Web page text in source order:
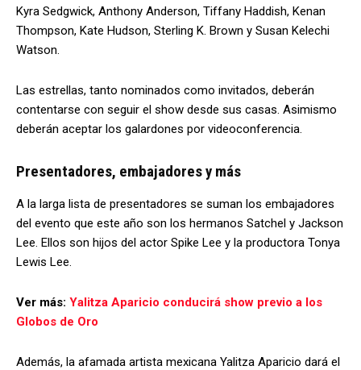
Kyra Sedgwick, Anthony Anderson, Tiffany Haddish, Kenan
Thompson, Kate Hudson, Sterling K. Brown y Susan Kelechi
Watson.
Las estrellas, tanto nominados como invitados, deberán
contentarse con seguir el show desde sus casas. Asimismo
deberán aceptar los galardones por videoconferencia.
Presentadores, embajadores y más
A la larga lista de presentadores se suman los embajadores
del evento que este año son los hermanos Satchel y Jackson
Lee. Ellos son hijos del actor Spike Lee y la productora Tonya
Lewis Lee.
Ver más: Yalitza Aparicio conducirá show previo a los
Globos de Oro
Además, la afamada artista mexicana Yalitza Aparicio dará el